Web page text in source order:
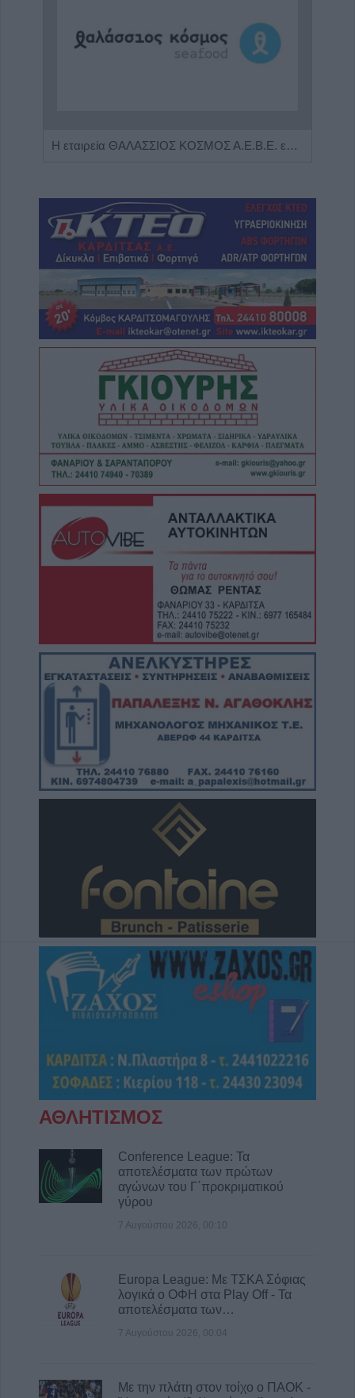
Η εταιρεία ΘΑΛΑΣΣΙΟΣ ΚΟΣΜΟΣ Α.Ε.Β.Ε. επιθυμεί να προσλάβει Αποθηκάριο
ΑΘΛΗΤΙΣΜΟΣ
Conference League: Τα
αποτελέσματα των πρώτων
αγώνων του Γ΄προκριματικού
γύρου
7 Αυγούστου 2026, 00:10
Europa League: Με ΤΣΚΑ Σόφιας
λογικά ο ΟΦΗ στα Play Off - Τα
αποτελέσματα των…
7 Αυγούστου 2026, 00:04
Με την πλάτη στον τοίχο ο ΠΑΟΚ -